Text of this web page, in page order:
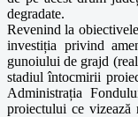
degradate.
Revenind la
investiția privind
gunoiului de grajd
stadiul întocmirii
Administrația
proiectului ce vizează